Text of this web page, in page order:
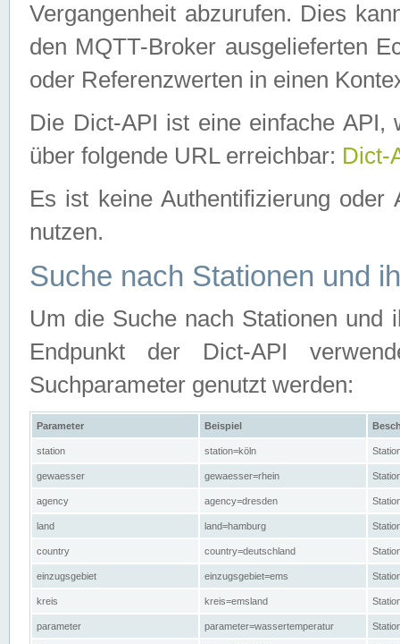
Vergangenheit abzurufen. Dies
den MQTT-Broker ausgelieferten
oder Referenzwerten in einen
Die Dict-API ist eine einfache API,
über folgende URL erreichbar: Dict-
Es ist keine Authentifizierung
nutzen.
Suche nach Stationen und
Um die Suche nach Stationen und
Endpunkt der Dict-API
Suchparameter genutzt werden:
Parameter Beispiel
station station=köln
gewaesser gewaesser=rhein
agency agency=dresden
land land=hamburg
country country=deutschland
einzugsgebiet einzugsgebiet=ems
kreis kreis=emsland
parameter parameter=wassertemperatur